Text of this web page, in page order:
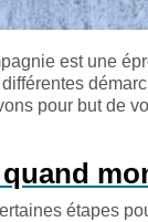
est une
pour but de
étapes